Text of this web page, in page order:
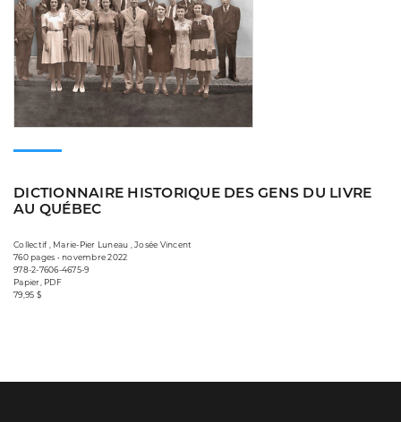
DICTIONNAIRE HISTORIQUE DES GENS DU LIVRE
AU QUÉBEC
Collectif , Marie-Pier Luneau , Josée Vincent
760 pages • novembre 2022
978-2-7606-4675-9
Papier, PDF
79,95 $